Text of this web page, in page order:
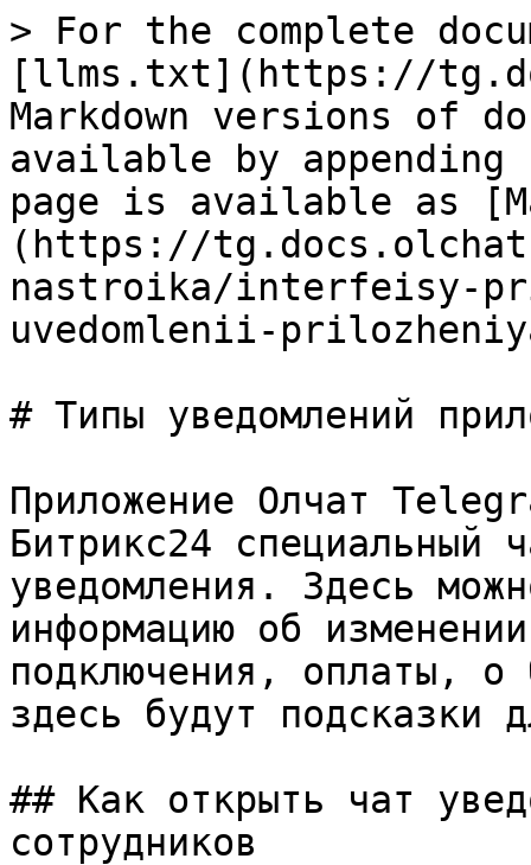
> For the complete
[llms.txt](https://
Markdown versions of
available by
page is available as
(https://
nastroika/interfeisy-
uvedomlenii-
# Типы уведомлений
Приложение Олчат
Битрикс24 специальный
уведомления. Здесь
информацию об
подключения, оплаты, о
здесь будут подсказки
## Как открыть чат
сотрудников